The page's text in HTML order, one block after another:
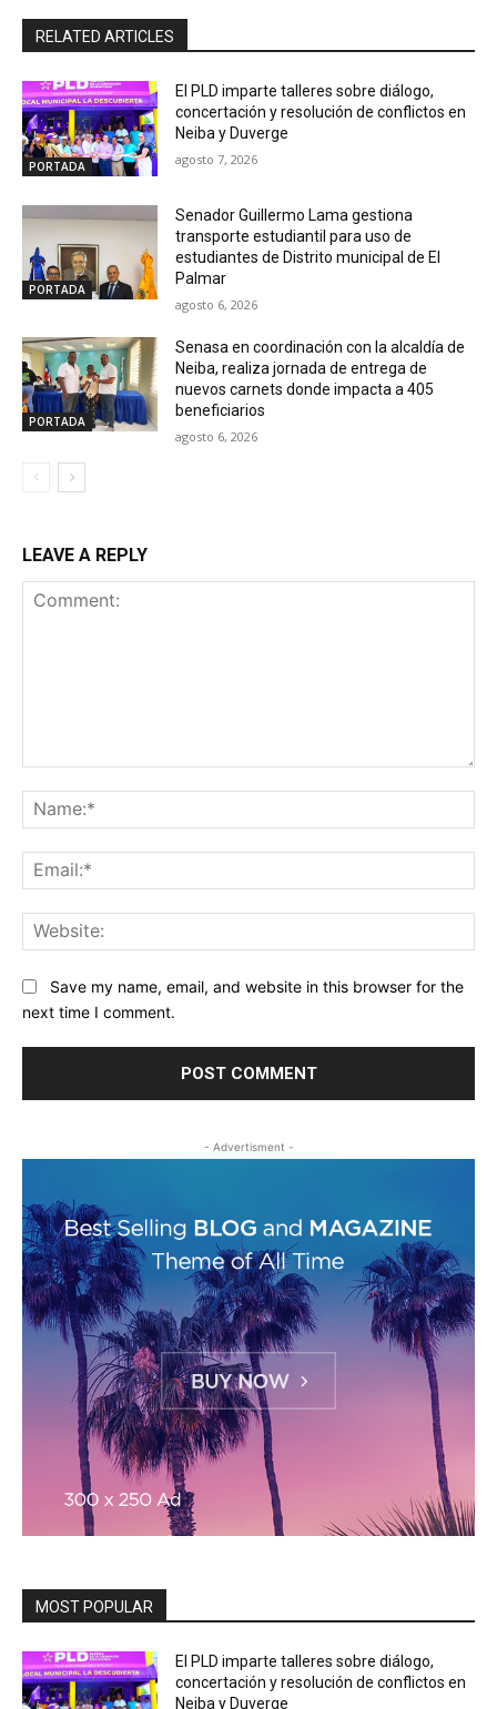
RELATED ARTICLES
PORTADA
El PLD imparte talleres sobre diálogo,
concertación y resolución de conflictos en
Neiba y Duverge
agosto 7, 2026
PORTADA
Senador Guillermo Lama gestiona
transporte estudiantil para uso de
estudiantes de Distrito municipal de El
Palmar
agosto 6, 2026
PORTADA
Senasa en coordinación con la alcaldía de
Neiba, realiza jornada de entrega de
nuevos carnets donde impacta a 405
beneficiarios
agosto 6, 2026
LEAVE A REPLY
Save my name, email, and website in this browser for the
next time I comment.
- Advertisment -
MOST POPULAR
El PLD imparte talleres sobre diálogo,
concertación y resolución de conflictos en
Neiba y Duverge